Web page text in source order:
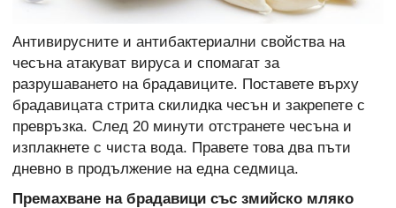
Антивирусните и антибактериални свойства на
чесъна атакуват вируса и спомагат за
разрушаването на брадавиците. Поставете върху
брадавицата стрита скилидка чесън и закрепете с
превръзка. След 20 минути отстранете чесъна и
изплакнете с чиста вода. Правете това два пъти
дневно в продължение на една седмица.
Премахване на брадавици със змийско мляко